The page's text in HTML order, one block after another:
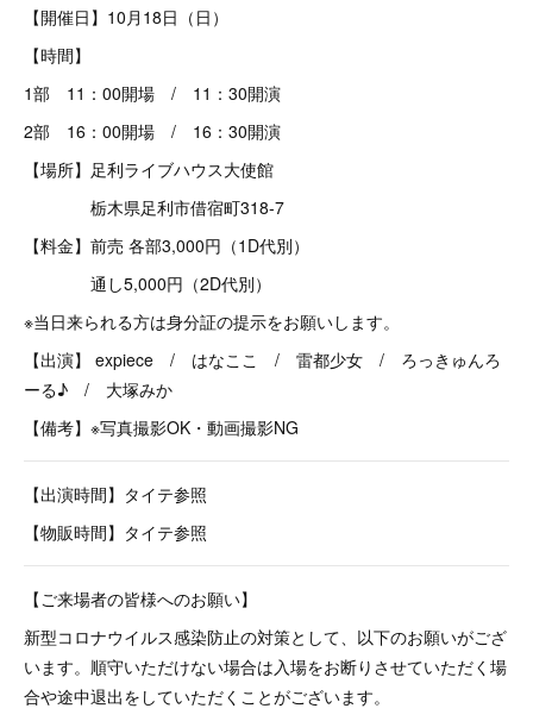
【開催日】10月18日（日）
【時間】
1部 11：00開場 / 11：30開演
2部 16：00開場 / 16：30開演
【場所】足利ライブハウス大使館
栃木県足利市借宿町318-7
【料金】前売 各部3,000円（1D代別）
通し5,000円（2D代別）
※当日来られる方は身分証の提示をお願いします。
【出演】 expiece / はなここ / 雷都少女 / ろっきゅんろ
ーる♪ / 大塚みか
【備考】※写真撮影OK・動画撮影NG
【出演時間】タイテ参照
【物販時間】タイテ参照
【ご来場者の皆様へのお願い】
新型コロナウイルス感染防止の対策として、以下のお願いがござ
います。順守いただけない場合は入場をお断りさせていただく場
合や途中退出をしていただくことがございます。